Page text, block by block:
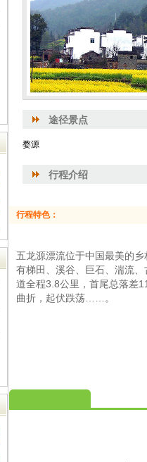
途径景点
婺源
行程介绍
行程特色：
五龙源漂流位于中国最美的
有梯田、溪谷、巨石、湍流
道全程3.8公里，首尾总落差
曲折，起伏跌荡……。